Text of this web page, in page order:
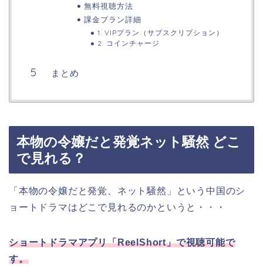
無料視聴方法
課金プラン詳細
1. VIPプラン（サブスクリプション）
2. コインチャージ
まとめ
本物の令嬢だと発覚ネット騒然 どこ
で見れる？
「本物の令嬢だと発覚、ネット騒然 」
という中国のシ
ョートドラマはどこで見れるのかというと・・・
ショートドラマアプリ「ReelShort」で視聴可能で
す。